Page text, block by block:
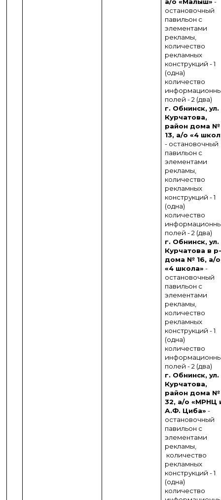
а/о «Малыш» -
остановочный
павильон с
элементами
рекламы,
количество
рекламных
конструкций - 1
(одна)
количество
полей - 2 (два)
г. Обнинск, ул.
Курчатова,
район дома №
13, а/о «4
- остановочный
павильон с
элементами
рекламы,
количество
рекламных
конструкций - 1
(одна)
количество
полей - 2 (два)
г. Обнинск, ул.
Курчатова в
дома № 16, а/о
«4 школа» -
остановочный
павильон с
элементами
рекламы,
количество
рекламных
конструкций - 1
(одна)
количество
полей - 2 (два)
г. Обнинск, ул.
Курчатова,
район дома №
32, а/о «МРНЦ
А.Ф. Циба» -
остановочный
павильон с
элементами
рекламы,
количество
рекламных
конструкций - 1
(одна)
количество